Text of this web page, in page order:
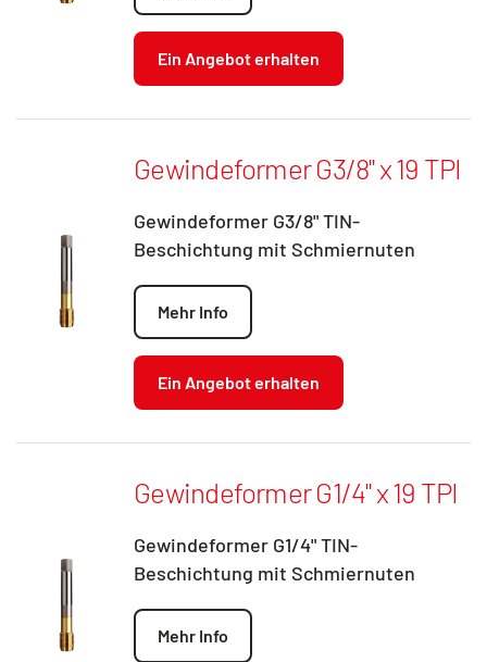
Ein Angebot erhalten
Gewindeformer G3/8" x 19 TPI
Gewindeformer G3/8" TIN-
Beschichtung mit Schmiernuten
Mehr Info
Ein Angebot erhalten
Gewindeformer G1/4" x 19 TPI
Gewindeformer G1/4" TIN-
Beschichtung mit Schmiernuten
Mehr Info